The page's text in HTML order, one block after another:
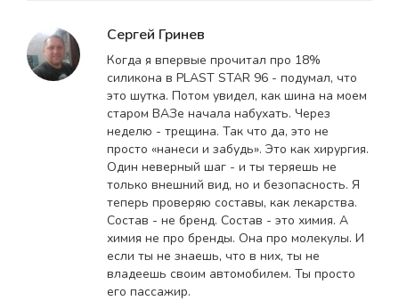
Сергей Гринев
Когда я впервые прочитал про 18%
силикона в PLAST STAR 96 - подумал, что
это шутка. Потом увидел, как шина на моем
старом ВАЗе начала набухать. Через
неделю - трещина. Так что да, это не
просто «нанеси и забудь». Это как хирургия.
Один неверный шаг - и ты теряешь не
только внешний вид, но и безопасность. Я
теперь проверяю составы, как лекарства.
Состав - не бренд. Состав - это химия. А
химия не про бренды. Она про молекулы. И
если ты не знаешь, что в них, ты не
владеешь своим автомобилем. Ты просто
его пассажир.